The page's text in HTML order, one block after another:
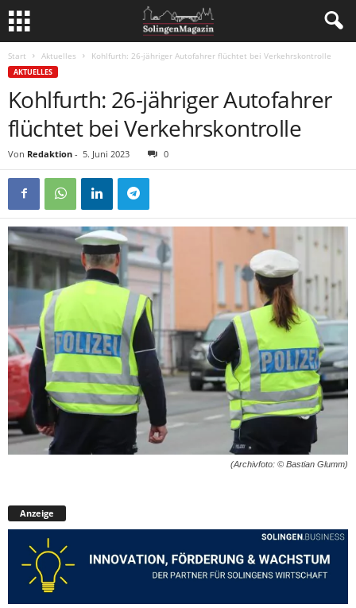
Start Aktuelles Kohlfurth: 26-jähriger Autofahrer flüchtet bei Verkehrskontrolle
AKTUELLES
Kohlfurth: 26-jähriger Autofahrer
flüchtet bei Verkehrskontrolle
Von Redaktion - 5. Juni 2023 0
(Archivfoto: © Bastian Glumm)
Anzeige